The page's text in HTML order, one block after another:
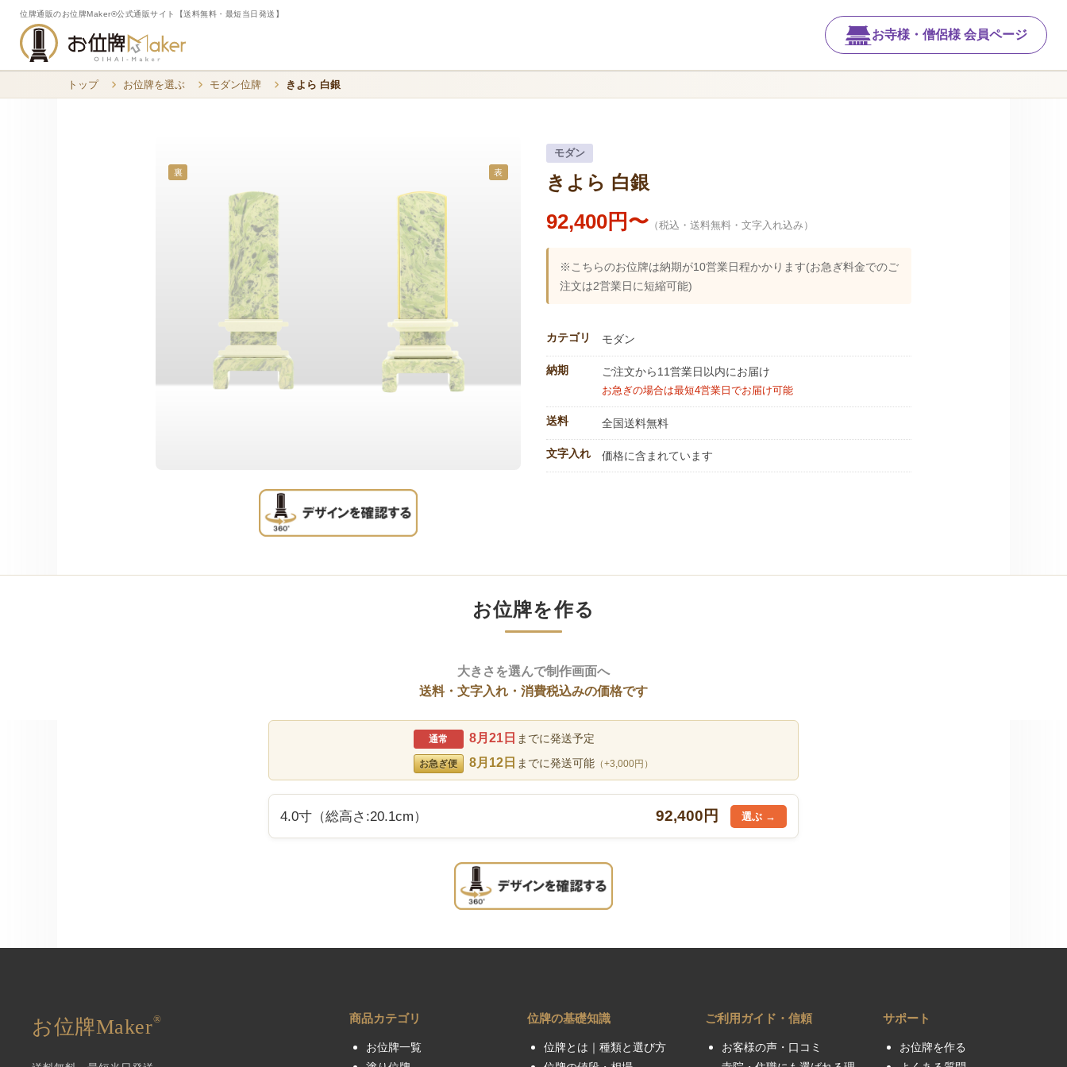
位牌通販のお位牌Maker®公式通販サイト【送料無料・最短当日発送】
お寺様・僧侶様 会員ページ
トップ お位牌を選ぶ モダン位牌 きよら 白銀
裏 表
モダン
きよら 白銀
92,400円〜 （税込・送料無料・文字入れ込み）
※こちらのお位牌は納期が10営業日程かかります(お急ぎ料金でのご
注文は2営業日に短縮可能)
カテゴリ モダン
納期 ご注文から11営業日以内にお届け
お急ぎの場合は最短4営業日でお届け可能
送料 全国送料無料
文字入れ 価格に含まれています
お位牌を作る
大きさを選んで制作画面へ
送料・文字入れ・消費税込みの価格です
通常 8月21日 までに発送予定
お急ぎ便 8月12日 までに発送可能 （+3,000円）
4.0寸（総高さ:20.1cm） 92,400円
お位牌Maker® 商品カテゴリ
お位牌一覧
位牌の基礎知識
位牌とは｜種類と選び方
ご利用ガイド・信頼
お客様の声・口コミ
サポート
お位牌を作る